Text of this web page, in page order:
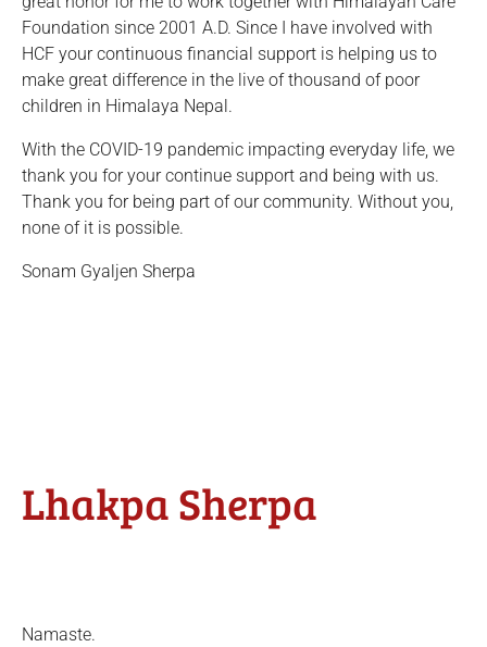
Foundation since 2001 A.D. Since I have involved with
HCF your continuous financial support is helping us to
make great difference in the live of thousand of poor
children in Himalaya Nepal.
With the COVID-19 pandemic impacting everyday life, we
thank you for your continue support and being with us.
Thank you for being part of our community. Without you,
none of it is possible.
Sonam Gyaljen Sherpa
Lhakpa Sherpa
Namaste.